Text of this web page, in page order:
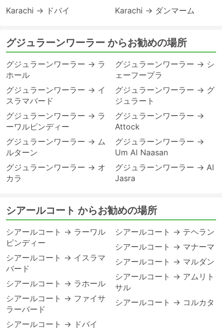
Karachi → ドバイ
Karachi → ダンマーム
グジュラーンワーラー からお勧めの場所
グジュラーンワーラー → ラ
ホール
グジュラーンワーラー → イ
スラマバード
グジュラーンワーラー → ラ
ーワルピンディー
グジュラーンワーラー → ム
ルターン
グジュラーンワーラー → オ
カラ
グジュラーンワーラー → シ
ェーフープラ
グジュラーンワーラー → グ
ジュラート
グジュラーンワーラー →
Attock
グジュラーンワーラー →
Um Al Naasan
グジュラーンワーラー → Al
Jasra
シアールコート からお勧めの場所
シアールコート → ラーワル
ピンディー
シアールコート → イスラマ
バード
シアールコート → ラホール
シアールコート → ファイサ
ラーバード
シアールコート → ドバイ
シアールコート → テヘラン
シアールコート → マナーマ
シアールコート → マルダン
シアールコート → アムリト
サル
シアールコート → コルカタ